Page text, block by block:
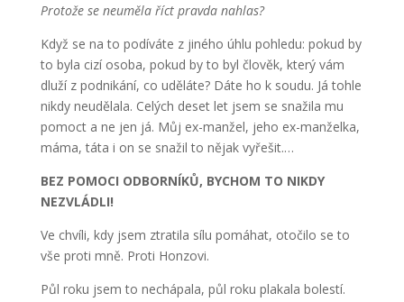
Protože se neuměla říct pravda nahlas?
Když se na to podíváte z jiného úhlu pohledu: pokud by
to byla cizí osoba, pokud by to byl člověk, který vám
dluží z podnikání, co uděláte? Dáte ho k soudu. Já tohle
nikdy neudělala. Celých deset let jsem se snažila mu
pomoct a ne jen já. Můj ex-manžel, jeho ex-manželka,
máma, táta i on se snažil to nějak vyřešit.…
BEZ POMOCI ODBORNÍKŮ, BYCHOM TO NIKDY
NEZVLÁDLI!
Ve chvíli, kdy jsem ztratila sílu pomáhat, otočilo se to
vše proti mně. Proti Honzovi.
Půl roku jsem to nechápala, půl roku plakala bolestí.